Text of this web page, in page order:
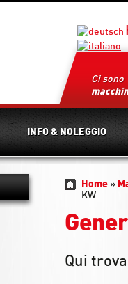
Ci sono
INFO & NOLEGGIO
Home »
KW
Qui